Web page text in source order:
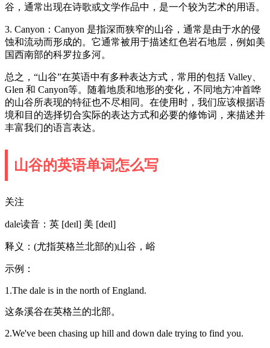
谷，通常出现在诗歌或文学作品中，是一个较为艺术的用语。
3. Canyon：Canyon 是指深而狭窄的山谷，通常是由于水的侵
蚀和流动而形成的。它通常被用于描述红色岩石地层，例如美
国西南部的科罗拉多河。
总之，“山谷”在英语中有多种表达方式，常用的包括 Valley、
Glen 和 Canyon等。随着地质和地形的变化，不同地方冲首哗
的山谷所表现的特征也不尽相同。在使用时，我们应该根据语
境和目的选择切合实际的表达方式和必要的修饰词，来描述并
丰富我们的语言表达。
山谷的英语单词怎么写
关注
dale读音：英 [deɪl] 美 [deɪl]
释义：(尤指英格兰北部的)山谷，峪
示例：
1.The dale is in the north of England.
这条溪谷在英格兰的北部。
2.We've been chasing up hill and down dale trying to find you.